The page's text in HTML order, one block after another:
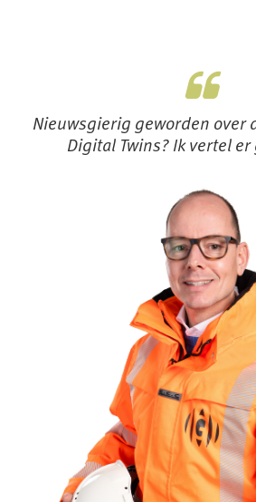
Nieuwsgierig geworden over
Digital Twins? Ik vertel